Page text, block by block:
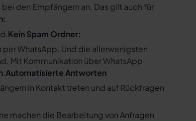
den Empfängern an. Das gilt auch für
Kein Spam Ordner:
WhatsApp. Und die allerwenigsten
Mit Kommunikation über WhatsApp
.Automatisierte Antworten
in Kontakt treten und auf Rückfragen
machen die Bearbeitung von Anfragen